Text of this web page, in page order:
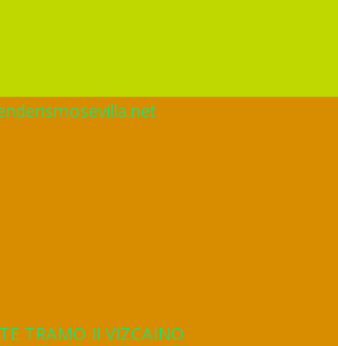
TRAMO II VIZCAINO